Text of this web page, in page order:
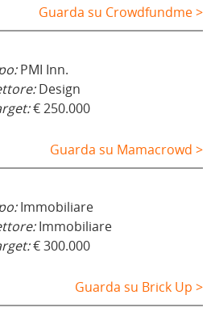
Guarda su Crowdfundme >
PMI Inn.
Design
€ 250.000
Guarda su Mamacrowd >
Immobiliare
Immobiliare
€ 300.000
Guarda su Brick Up >